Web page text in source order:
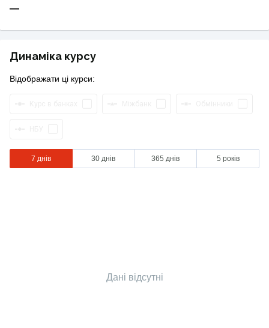
—
Динаміка курсу
Відображати ці курси:
7 днів 30 днів 365 днів 5 років
Дані відсутні